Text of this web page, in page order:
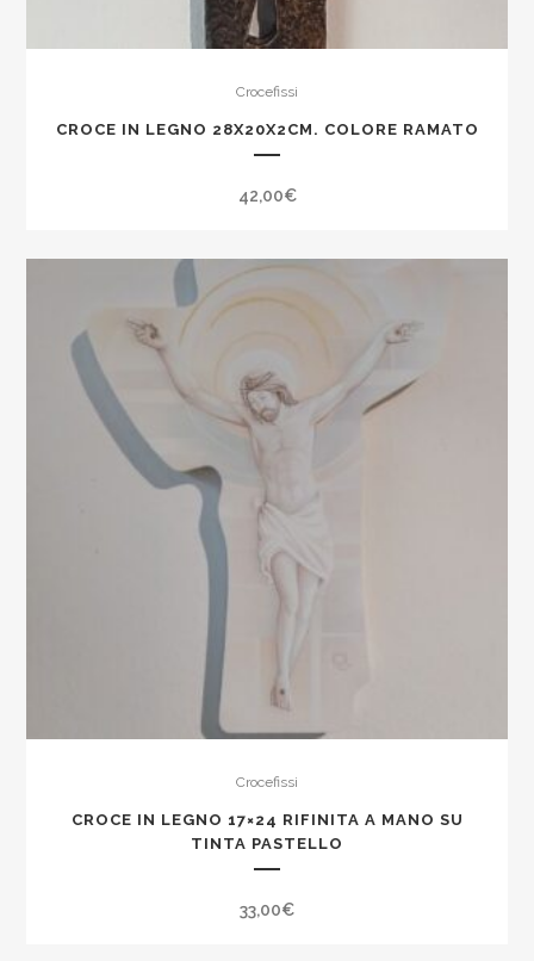
Crocefissi
CROCE IN LEGNO 28X20X2CM. COLORE RAMATO
42,00€
Crocefissi
CROCE IN LEGNO 17×24 RIFINITA A MANO SU
TINTA PASTELLO
33,00€